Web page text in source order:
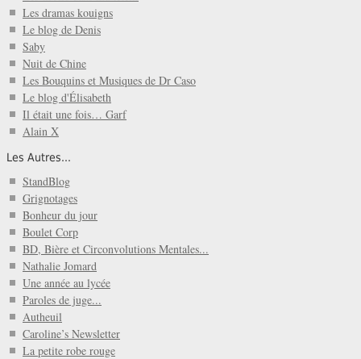
Les dramas kouigns
Le blog de Denis
Saby
Nuit de Chine
Les Bouquins et Musiques de Dr Caso
Le blog d'Élisabeth
Il était une fois… Garf
Alain X
Les Autres...
StandBlog
Grignotages
Bonheur du jour
Boulet Corp
BD, Bière et Circonvolutions Mentales...
Nathalie Jomard
Une année au lycée
Paroles de juge...
Autheuil
Caroline’s Newsletter
La petite robe rouge